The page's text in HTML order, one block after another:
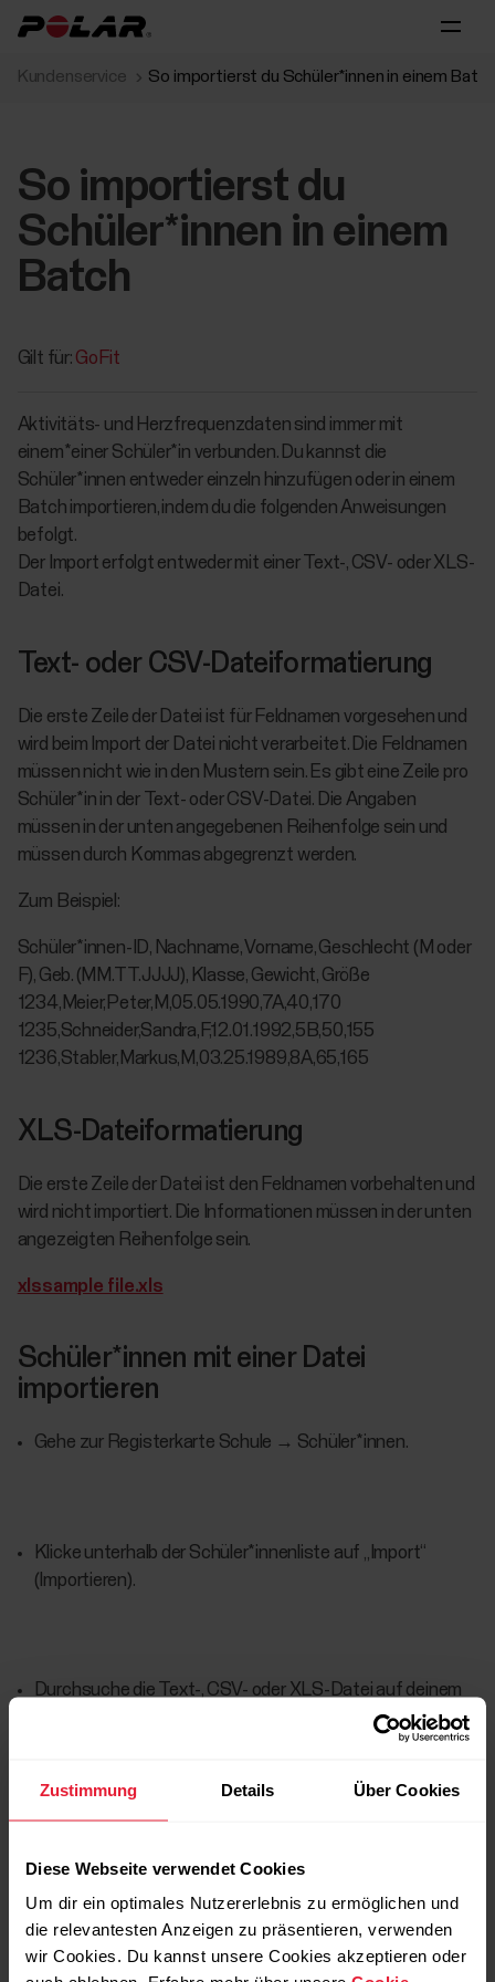
Zustimmung Details Über Cookies
Diese Webseite verwendet Cookies
Um dir ein optimales Nutzererlebnis zu ermöglichen und
die relevantesten Anzeigen zu präsentieren, verwenden
wir Cookies. Du kannst unsere Cookies akzeptieren oder
Kundenservice So importierst du Schüler*innen in einem Batch
So importierst du
Schüler*innen in einem
Batch
Gilt für: GoFit
Aktivitäts- und Herzfrequenzdaten sind immer mit
einem*einer Schüler*in verbunden. Du kannst die
Schüler*innen entweder einzeln hinzufügen oder in einem
Batch importieren, indem du die folgenden Anweisungen
befolgt.
Der Import erfolgt entweder mit einer Text-, CSV- oder XLS-
Datei.
Text- oder CSV-Dateiformatierung
Die erste Zeile der Datei ist für Feldnamen vorgesehen und
wird beim Import der Datei nicht verarbeitet. Die Feldnamen
müssen nicht wie in den Mustern sein. Es gibt eine Zeile pro
Schüler*in in der Text- oder CSV-Datei. Die Angaben
müssen in der unten angegebenen Reihenfolge sein und
müssen durch Kommas abgegrenzt werden.
Zum Beispiel:
Schüler*innen-ID, Nachname, Vorname, Geschlecht (M oder
F), Geb. (MM.TT.JJJJ), Klasse, Gewicht, Größe
1234,Meier,Peter,M,05.05.1990,7A,40,170
1235,Schneider,Sandra,F,12.01.1992,5B,50,155
1236,Stabler,Markus,M,03.25.1989,8A,65,165
XLS-Dateiformatierung
Die erste Zeile der Datei ist den Feldnamen vorbehalten und
wird nicht importiert. Die Informationen müssen in der unten
angezeigten Reihenfolge sein.
xlssample file.xls
Schüler*innen mit einer Datei
importieren
Gehe zur Registerkarte Schule → Schüler*innen.
Klicke unterhalb der Schüler*innenliste auf „Import“
(Importieren).
Durchsuche die Text-, CSV- oder XLS-Datei auf deinem
Du wirst benachrichtigt, wenn der Import erfolgreich
Schüler*innen findest du auf der Schüler*innenliste.
Benutzernamen und Passwörter werden für